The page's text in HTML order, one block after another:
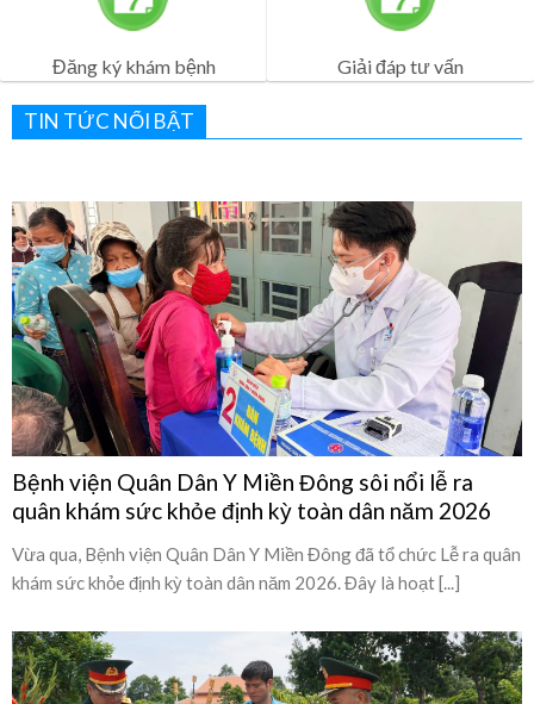
Lịch Khám Bệnh
Đăng ký khám bệnh Giải đáp tư vấn
TIN TỨC NỔI BẬT
Bệnh viện Quân Dân Y Miền Đông sôi nổi lễ ra
quân khám sức khỏe định kỳ toàn dân năm 2026